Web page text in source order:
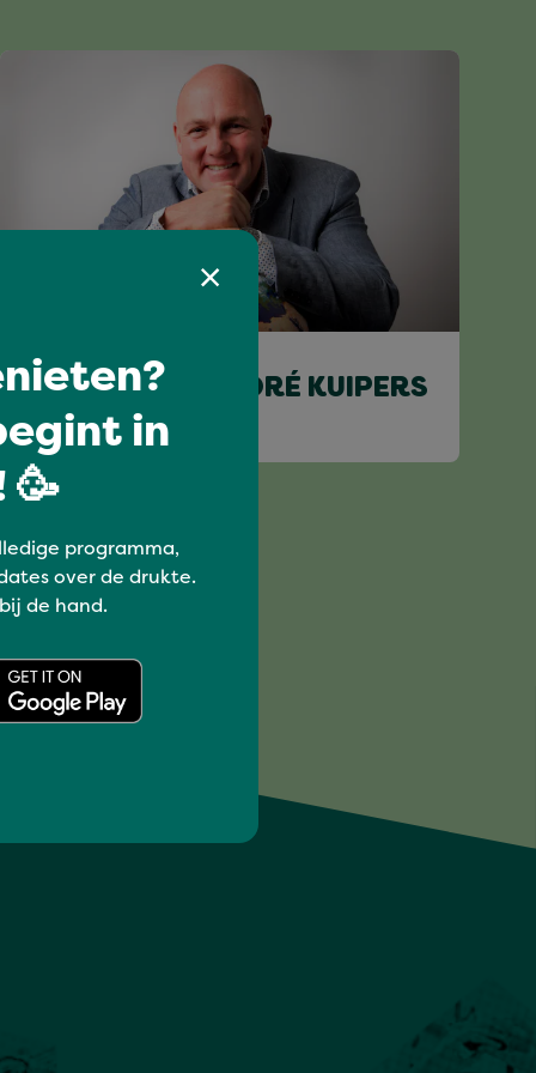
ASTRONAUT ANDRÉ KUIPERS
VERTELTin
🥳
programma,
over de drukte.
de hand.